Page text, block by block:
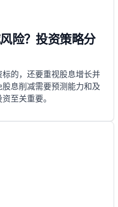
险？投资策略分
的，还要重视股息增长并
息削减需要预测能力和及
至关重要。